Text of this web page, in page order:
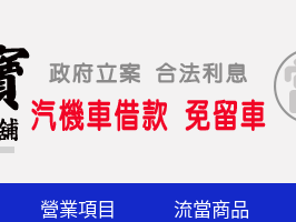
營業項目 流當商品